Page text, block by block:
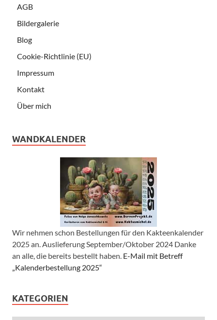
AGB
Bildergalerie
Blog
Cookie-Richtlinie (EU)
Impressum
Kontakt
Über mich
WANDKALENDER
Wir nehmen schon Bestellungen für den Kakteenkalender
2025 an. Auslieferung September/Oktober 2024 Danke
an alle, die bereits bestellt haben. E-Mail mit Betreff
„Kalenderbestellung 2025“
KATEGORIEN